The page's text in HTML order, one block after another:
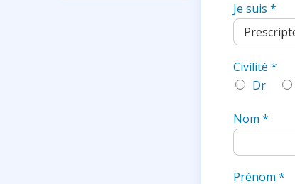
Je suis*
Civilité*
Dr
Nom*
Prénom*